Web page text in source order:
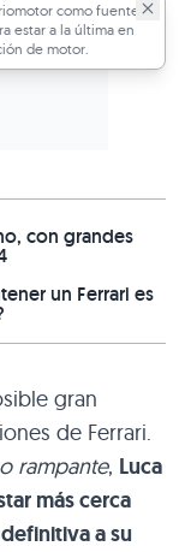
como fuente
estar a la última en
de motor.
con grandes
un Ferrari es
gran
de Ferrari.
rampante, Luca
más cerca
a su